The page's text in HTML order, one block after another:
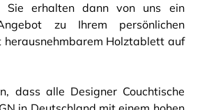
Sie erhalten dann von uns ein
zu Ihrem persönlichen
herausnehmbarem Holztablett auf
dass alle Designer Couchtische